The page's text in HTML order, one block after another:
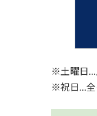
※土曜日…
※祝日…全